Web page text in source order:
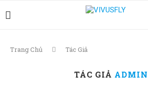
Trang Chủ Tác Giả
TÁC GIẢ ADMIN